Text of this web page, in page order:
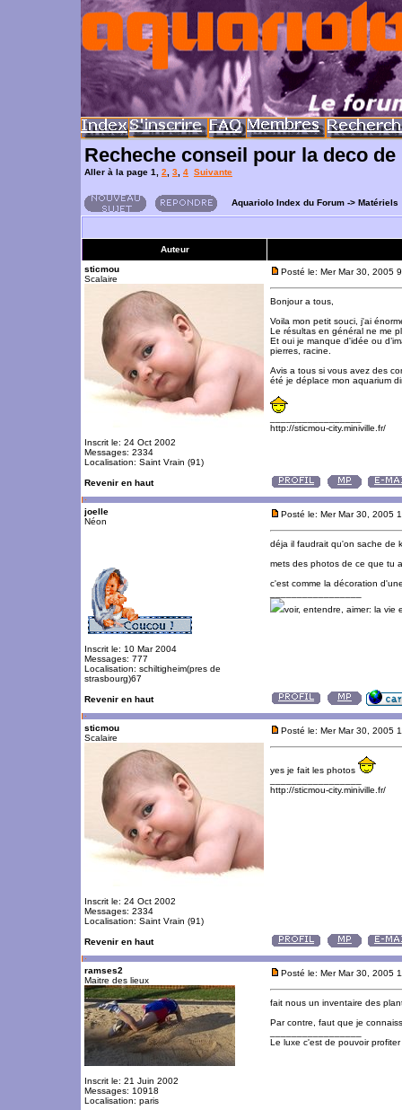
Recheche conseil pour la deco
Aller à la page 1 2 3 4 Suivante
Aquariolo Index du Forum -> Matériels
Auteur
sticmou
Scalaire
Inscrit le: 24 Oct 2002
Messages: 2334
Localisation: Saint Vrain (91)
Posté le: Mer Mar 30, 2005
Bonjour a tous,
Voila mon petit souci, j'ai
Le résultas en général ne me
Et oui je manque d'idée ou
pierres, racine.
Avis a tous si vous avez des
été je déplace mon aquarium
http://sticmou-city.miniville.fr/
Revenir en haut
joelle
Néon
Inscrit le: 10 Mar 2004
Messages: 777
Localisation: schiltigheim(pres de
strasbourg)67
Posté le: Mer Mar 30, 2005
déja il faudrait qu'on sache de
mets des photos de ce que tu
c'est comme la décoration
voir, entendre, aimer: la vie
Revenir en haut
sticmou
Scalaire
Inscrit le: 24 Oct 2002
Messages: 2334
Localisation: Saint Vrain (91)
Posté le: Mer Mar 30, 2005
yes je fait les photos
http://sticmou-city.miniville.fr/
Revenir en haut
ramses2
Maitre des lieux
Inscrit le: 21 Juin 2002
Messages: 10918
Localisation: paris
Posté le: Mer Mar 30, 2005
fait nous un inventaire des
Par contre, faut que je
Le luxe c'est de pouvoir